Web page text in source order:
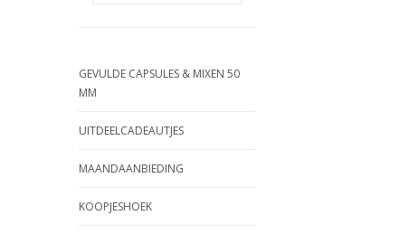
GEVULDE CAPSULES & MIXEN 50
MM
UITDEELCADEAUTJES
MAANDAANBIEDING
KOOPJESHOEK